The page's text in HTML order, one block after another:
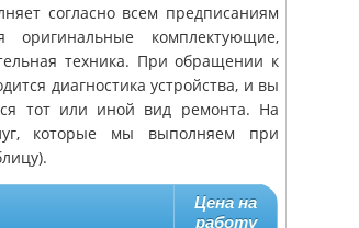
согласно всем предписаниям
оригинальные комплектующие,
техника. При обращении к
диагностика устройства, и вы
тот или иной вид ремонта. На
которые мы выполняем при
Цена на
работу